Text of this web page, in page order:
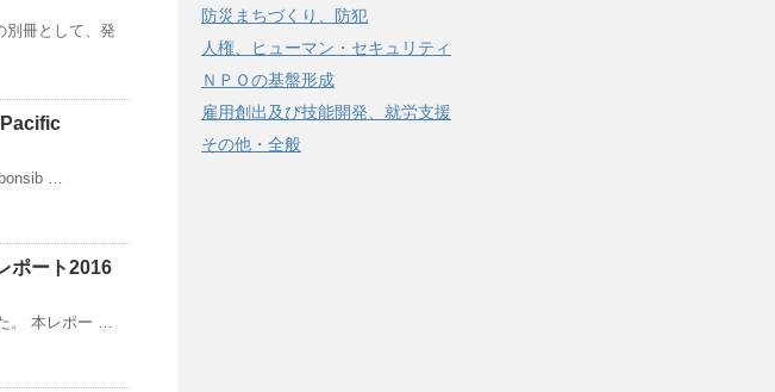
別冊として、発
…
ポート2016
。 本レポー …
防災まちづくり、防犯
人権、ヒューマン・セキュリティ
ＮＰＯの基盤形成
雇用創出及び技能開発、就労支援
その他・全般